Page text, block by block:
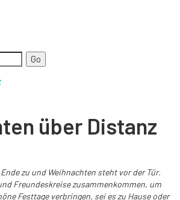
über Distanz
zu und Weihnachten steht vor der Tür.
Freundeskreise zusammenkommen, um
Festtage verbringen, sei es zu Hause oder